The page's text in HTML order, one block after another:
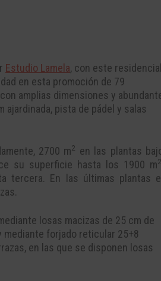
Estudio Lamela, con este residencial
en esta promoción de 79
amplias dimensiones y
ajardinada, pista de pádel y salas
2700 m2 en las plantas
su superficie hasta los 1900 m2
tercera. En las últimas plantas el
losas macizas de 25 cm de
forjado reticular 25+8
en las que se disponen losas